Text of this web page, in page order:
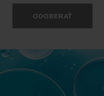
ODOBERAŤ